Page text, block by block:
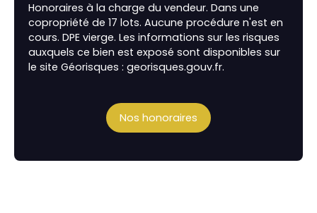
Honoraires à la charge du vendeur. Dans une
copropriété de 17 lots. Aucune procédure n'est en
cours. DPE vierge. Les informations sur les risques
auxquels ce bien est exposé sont disponibles sur
le site Géorisques : georisques.gouv.fr.
Nos honoraires